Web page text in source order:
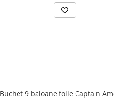
Buchet 9 baloane folie Captain